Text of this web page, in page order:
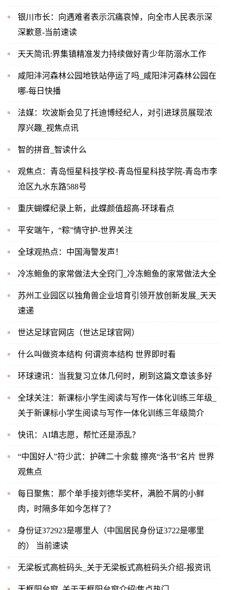
银川市长：向遇难者表示沉痛哀悼，向全市人民表示深
深歉意-当前速读
天天简讯:界集镇精准发力持续做好青少年防溺水工作
咸阳沣河森林公园地铁站停运了吗_咸阳沣河森林公园在
哪-每日快播
法媒：坎波斯会见了托迪博经纪人，对引进球员展现浓
厚兴趣_视焦点讯
智的拼音_智读什么
观焦点：青岛恒星科技学校-青岛恒星科技学院-青岛市李
沧区九水东路588号
重庆蝴蝶纪录上新，此蝶颜值超高-环球看点
平安端午，“粽”情守护-世界关注
全球观热点：中国海警发声！
冷冻鲍鱼的家常做法大全窍门_冷冻鲍鱼的家常做法大全
苏州工业园区以独角兽企业培育引领开放创新发展_天天
速递
世达足球官网店（世达足球官网）
什么叫做资本结构 何谓资本结构 世界即时看
环球速讯：当我复习立体几何时，刷到这篇文章该多好
全球关注：新课标小学生阅读与写作一体化训练三年级_
关于新课标小学生阅读与写作一体化训练三年级简介
快讯：AI填志愿，帮忙还是添乱？
“中国好人”符少武：护碑二十余载 擦亮“洛书”名片 世界
观焦点
每日聚焦：那个单手接刘德华奖杯，满脸不屑的小鲜
肉，时隔多年如今怎样了？
身份证372923是哪里人（中国居民身份证3722是哪里
的） 当前速读
无梁板式高桩码头_关于无梁板式高桩码头介绍-报资讯